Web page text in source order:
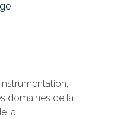
domaines de la
la